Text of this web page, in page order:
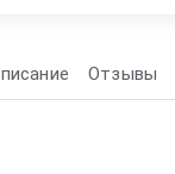
Отзывы